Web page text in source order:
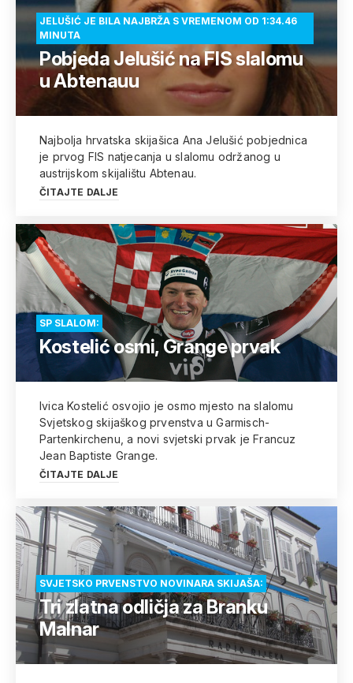
JELUŠIĆ JE BILA NAJBRŽA S VREMENOM OD 1:34.46
MINUTA
Pobjeda Jelušić na FIS slalomu
u Abtenauu
Najbolja hrvatska skijašica Ana Jelušić pobjednica
je prvog FIS natjecanja u slalomu održanog u
austrijskom skijalištu Abtenau.
ČITAJTE DALJE
SP SLALOM:
Kostelić osmi, Grange prvak
Ivica Kostelić osvojio je osmo mjesto na slalomu
Svjetskog skijaškog prvenstva u Garmisch-
Partenkirchenu, a novi svjetski prvak je Francuz
Jean Baptiste Grange.
ČITAJTE DALJE
SVJETSKO PRVENSTVO NOVINARA SKIJAŠA:
Tri zlatna odličja za Branku
Malnar